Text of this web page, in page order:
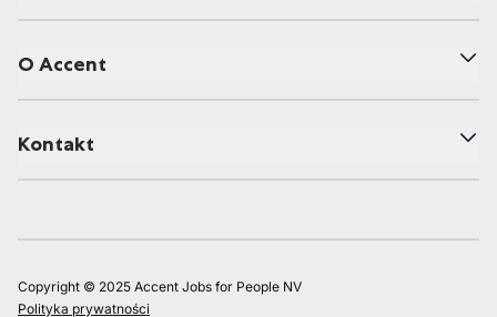
O Accent
Kontakt
Copyright © 2025 Accent Jobs for People NV
Polityka prywatności